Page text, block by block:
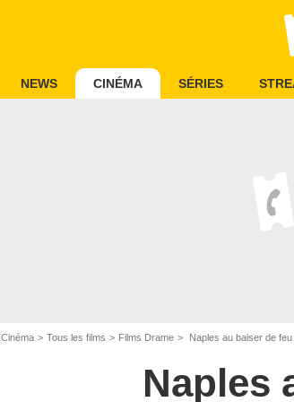
NEWS CINÉMA SÉRIES
Cinéma Tous les films Films Drame Naples au baiser de
Naples